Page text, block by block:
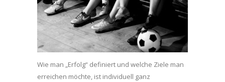
Wie man „Erfolg“ definiert und welche Ziele man
erreichen möchte, ist individuell ganz